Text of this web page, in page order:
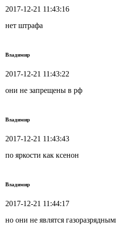
2017-12-21 11:43:16
нет штрафа
Владимир
2017-12-21 11:43:22
они не запрещены в рф
Владимир
2017-12-21 11:43:43
по яркости как ксенон
Владимир
2017-12-21 11:44:17
но они не являтся